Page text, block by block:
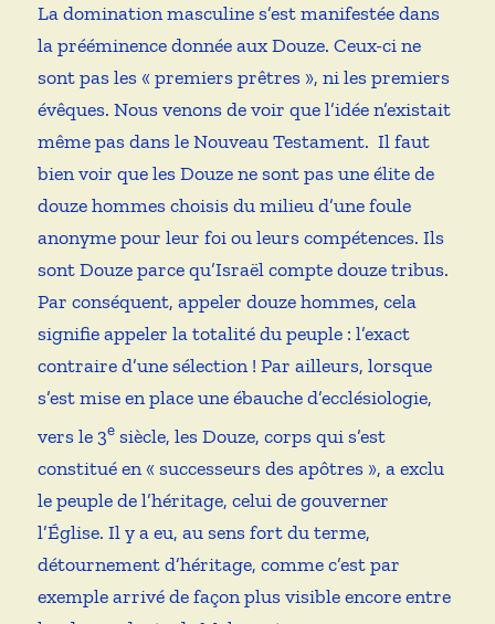
La domination masculine s’est manifestée dans
la prééminence donnée aux Douze. Ceux-ci ne
sont pas les « premiers prêtres », ni les premiers
évêques. Nous venons de voir que l’idée n’existait
même pas dans le Nouveau Testament. Il faut
bien voir que les Douze ne sont pas une élite de
douze hommes choisis du milieu d’une foule
anonyme pour leur foi ou leurs compétences. Ils
sont Douze parce qu’Israël compte douze tribus.
Par conséquent, appeler douze hommes, cela
signifie appeler la totalité du peuple : l’exact
contraire d’une sélection ! Par ailleurs, lorsque
s’est mise en place une ébauche d’ecclésiologie,
vers le 3esiècle, les Douze, corps qui s’est
constitué en « successeurs des apôtres », a exclu
le peuple de l’héritage, celui de gouverner
l’Église. Il y a eu, au sens fort du terme,
détournement d’héritage, comme c’est par
exemple arrivé de façon plus visible encore entre